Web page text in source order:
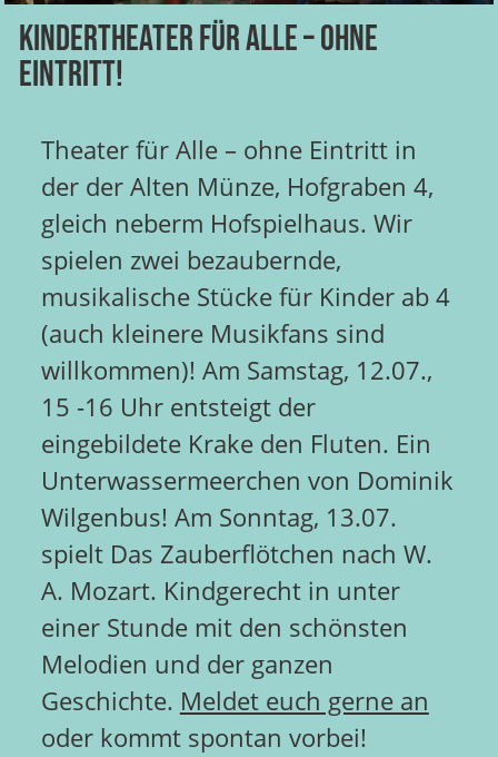
Kindertheater für alle – ohne
Eintritt!
Theater für Alle – ohne Eintritt in
der der Alten Münze, Hofgraben 4,
gleich neberm Hofspielhaus. Wir
spielen zwei bezaubernde,
musikalische Stücke für Kinder ab 4
(auch kleinere Musikfans sind
willkommen)! Am Samstag, 12.07.,
15 -16 Uhr entsteigt der
eingebildete Krake den Fluten. Ein
Unterwassermeerchen von Dominik
Wilgenbus! Am Sonntag, 13.07.
spielt Das Zauberflötchen nach W.
A. Mozart. Kindgerecht in unter
einer Stunde mit den schönsten
Melodien und der ganzen
Geschichte. Meldet euch gerne an
oder kommt spontan vorbei!